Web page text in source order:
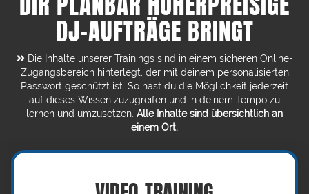
DJ-AUFTRÄGE BRINGT
Die Inhalte unserer Trainings sind in einem sicheren Online-
Zugangsbereich hinterlegt, der mit deinem personalisierten
Passwort geschützt ist. So hast du die Möglichkeit jederzeit
auf dieses Wissen zuzugreifen und in deinem Tempo zu
lernen und umzusetzen. Alle Inhalte sind übersichtlich an
einem Ort.